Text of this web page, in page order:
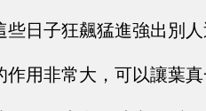
些日子狂飆猛進強出別
作用非常大，可以讓葉